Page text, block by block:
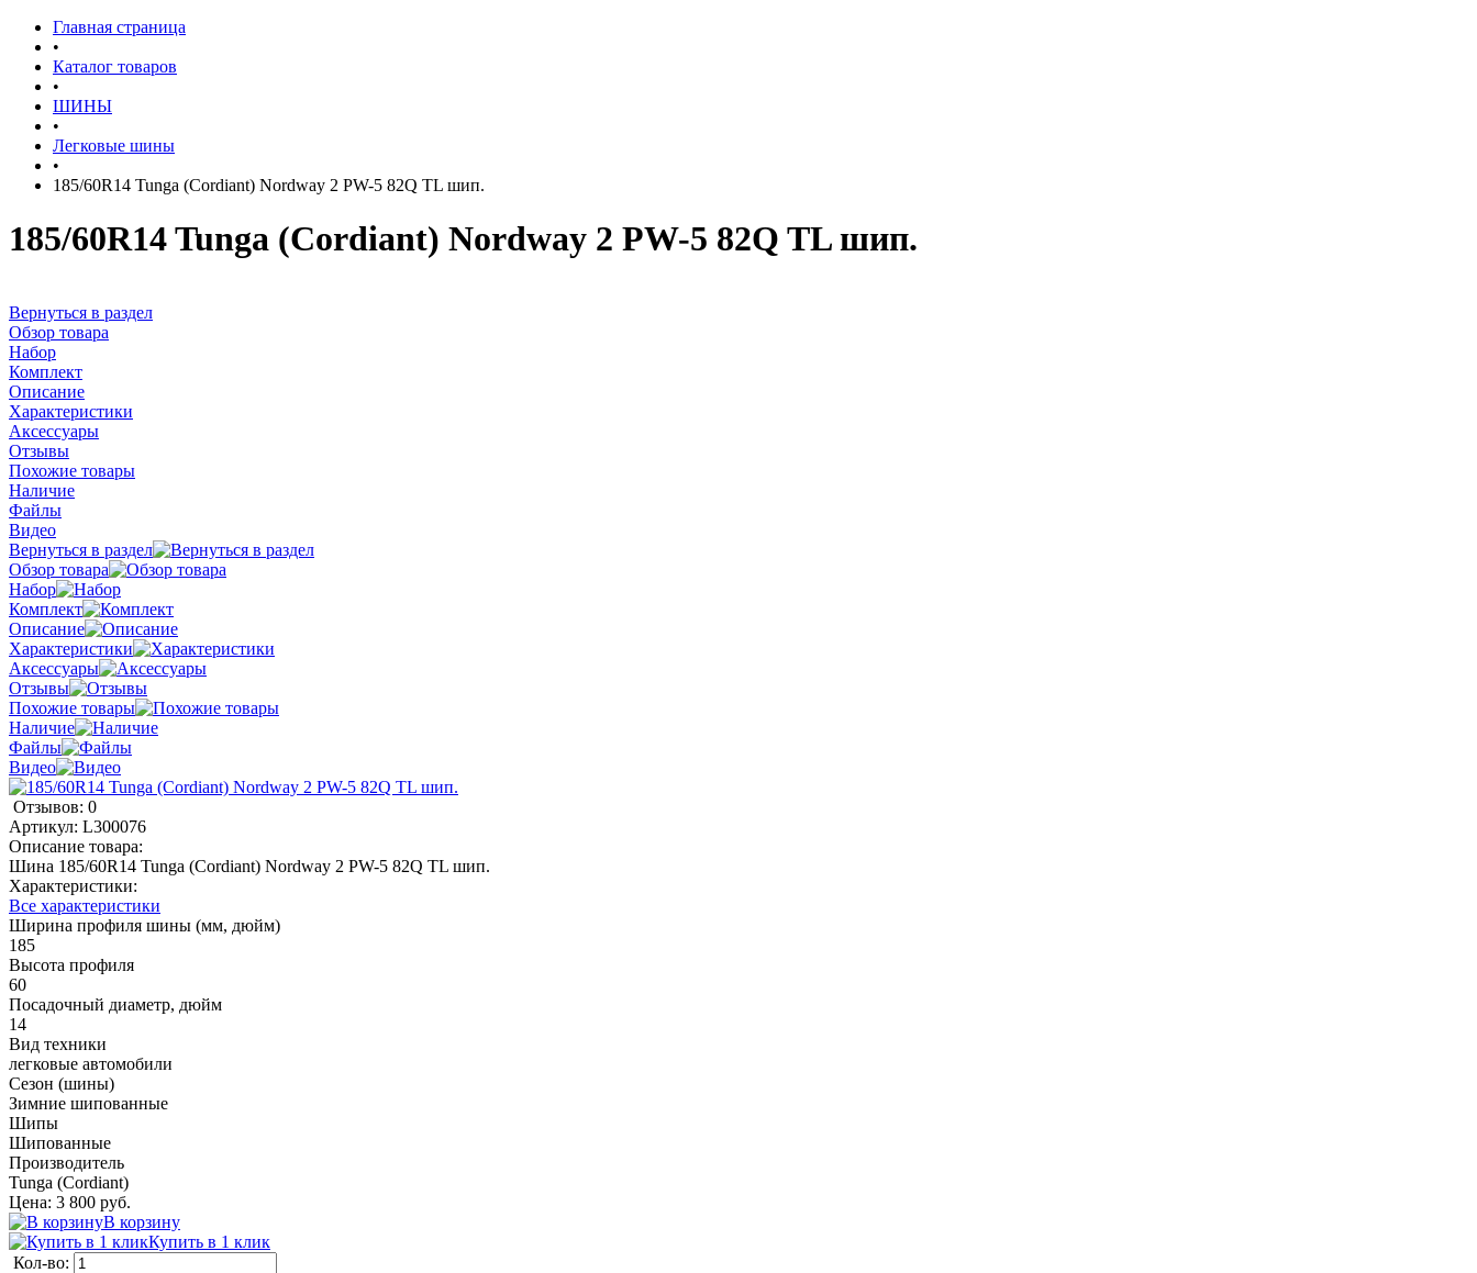
Главная страница
•
Каталог товаров
•
ШИНЫ
•
Легковые шины
•
185/60R14 Tunga (Cordiant) Nordway 2 PW-5 82Q TL шип.
185/60R14 Tunga (Cordiant) Nordway 2 PW-5 82Q TL шип.
Вернуться в раздел
Обзор товара
Набор
Комплект
Описание
Характеристики
Аксессуары
Отзывы
Похожие товары
Наличие
Файлы
Видео
Вернуться в раздел
Обзор товара
Набор
Комплект
Описание
Характеристики
Аксессуары
Отзывы
Похожие товары
Наличие
Файлы
Видео
Отзывов: 0
Артикул: L300076
Описание товара:
Шина 185/60R14 Tunga (Cordiant) Nordway 2 PW-5 82Q TL шип.
Характеристики:
Все характеристики
Ширина профиля шины (мм, дюйм)
185
Высота профиля
60
Посадочный диаметр, дюйм
14
Вид техники
легковые автомобили
Сезон (шины)
Зимние шипованные
Шипы
Шипованные
Производитель
Tunga (Cordiant)
Цена: 3 800 руб.
В корзину
Купить в 1 клик
Кол-во: